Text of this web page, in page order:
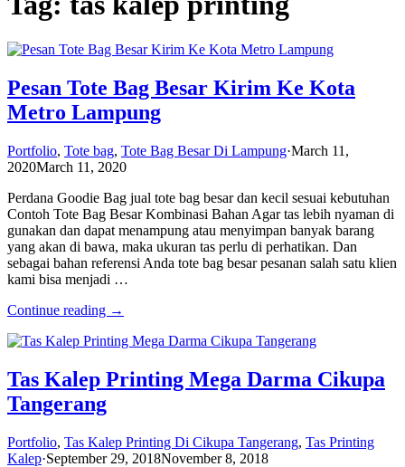
Pesan Tote Bag Besar Kirim Ke Kota
Metro Lampung
Portfolio, Tote bag, Tote Bag Besar Di Lampung·March 11,
2020March 11, 2020
Perdana Goodie Bag jual tote bag besar dan kecil sesuai kebutuhan
Contoh Tote Bag Besar Kombinasi Bahan Agar tas lebih nyaman di
gunakan dan dapat menampung atau menyimpan banyak barang
yang akan di bawa, maka ukuran tas perlu di perhatikan. Dan
sebagai bahan referensi Anda tote bag besar pesanan salah satu klien
kami bisa menjadi …
Continue reading →
Tas Kalep Printing Mega Darma Cikupa
Tangerang
Portfolio, Tas Kalep Printing Di Cikupa Tangerang, Tas Printing
Kalep·September 29, 2018November 8, 2018